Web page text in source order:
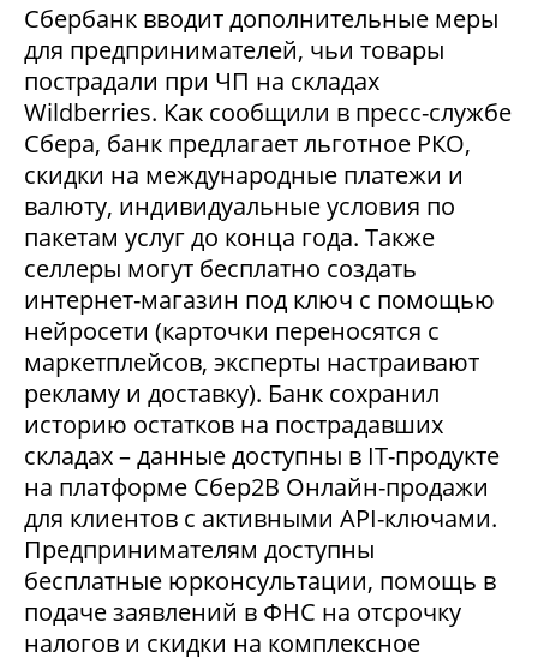
Сбербанк вводит дополнительные меры
для предпринимателей, чьи товары
пострадали при ЧП на складах
Wildberries. Как сообщили в пресс-службе
Сбера, банк предлагает льготное РКО,
скидки на международные платежи и
валюту, индивидуальные условия по
пакетам услуг до конца года. Также
селлеры могут бесплатно создать
интернет-магазин под ключ с помощью
нейросети (карточки переносятся с
маркетплейсов, эксперты настраивают
рекламу и доставку). Банк сохранил
историю остатков на пострадавших
складах – данные доступны в IT-продукте
на платформе Сбер2В Онлайн-продажи
для клиентов с активными API-ключами.
Предпринимателям доступны
бесплатные юрконсультации, помощь в
подаче заявлений в ФНС на отсрочку
налогов и скидки на комплексное